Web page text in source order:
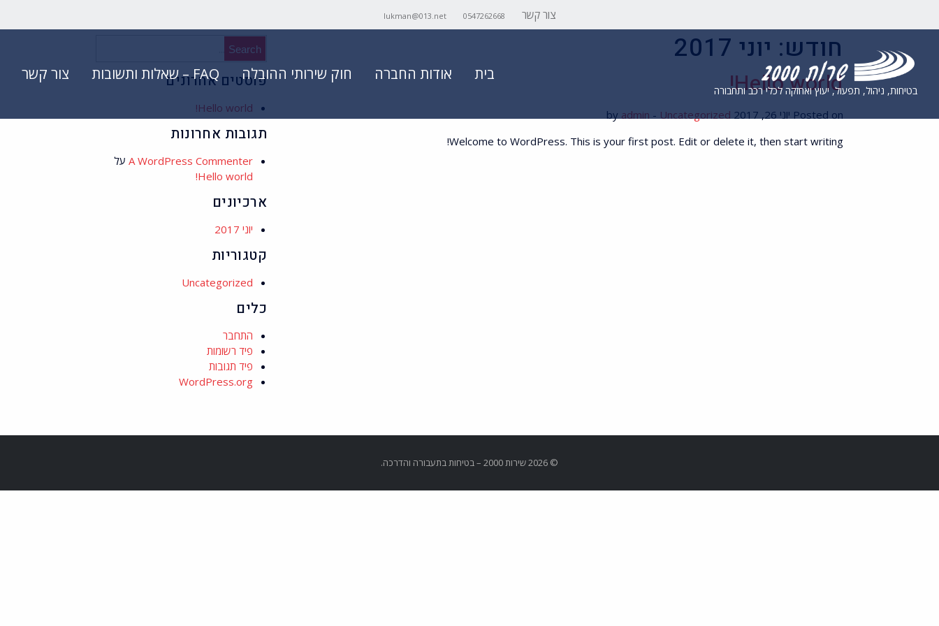
צור קשר 0547262668
lukman@013.net
בטיחות, ניהול, תפעול, יעוץ ואחזקה לכלי רכב ותחבורה
בית אודות החברה חוק שירותי ההובלה FAQ – שאלות ותשובות צור קשר
חודש: יוני 2017
Hello world!
Posted on יוני 26, 2017 by admin - Uncategorized
Welcome to WordPress. This is your first post. Edit or delete it, then start writing!
Search
for:
פוסטים אחרונים
Hello world!
תגובות אחרונות
A WordPress Commenter על
Hello world!
ארכיונים
יוני 2017
קטגוריות
Uncategorized
כלים
התחבר
פיד רשומות
פיד תגובות
WordPress.org
© 2026 שירות 2000 – בטיחות בתעבורה והדרכה.